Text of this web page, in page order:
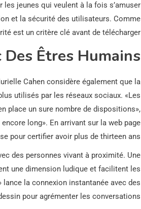
jeunes qui veulent à la fois s’amuser
et la sécurité des utilisateurs. Comme
est un critère clé avant de télécharger.
Êtres Humains
Cahen considère également que la
utilisés par les réseaux sociaux. «Les
place un sure nombre de dispositions»,
long». En arrivant sur la web page
pour certifier avoir plus de thirteen ans.
des personnes vivant à proximité. Une
une dimension ludique et facilitent les
la connexion instantanée avec des
pour agrémenter les conversations.